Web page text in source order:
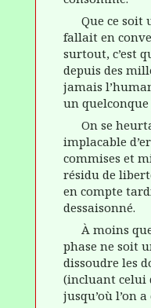
Que ce soit
fallait en
surtout, c’est
depuis des
jamais
un quelconque
On se
implacable
commises et
résidu de
en compte
dessaisonné.
À moins
phase ne soit
dissoudre les
(incluant celui
jusqu’où l’on a